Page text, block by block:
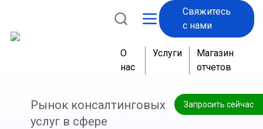
Свяжитесь
с нами
О
нас
Услуги
Магазин
отчетов
Запросить сейчас
Рынок консалтинговых
услуг в сфере